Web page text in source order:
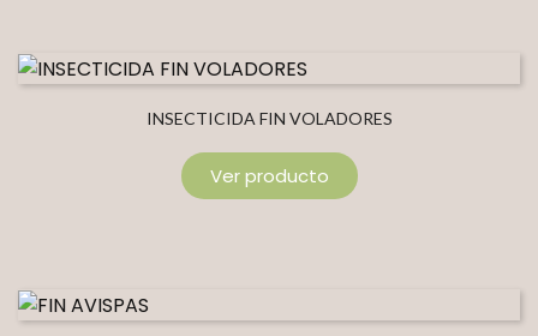
INSECTICIDA FIN VOLADORES
Ver producto